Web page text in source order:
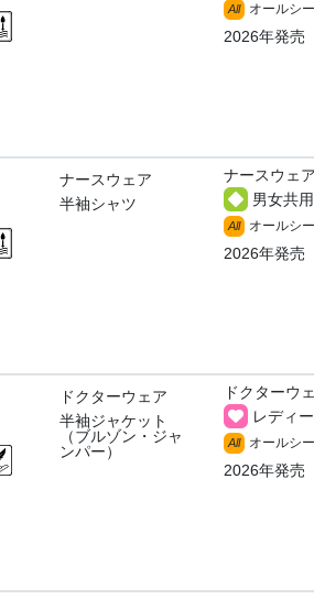
All オールシ
2026年発売
ナースウェア
半袖シャツ
ナースウェア
男女共用
All オールシ
2026年発売
ドクターウェア
半袖ジャケット
（ブルゾン・ジャ
ンパー）
ドクターウ
レディ
All オールシ
2026年発売